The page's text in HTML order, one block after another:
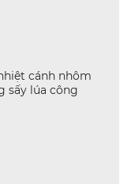
cánh nhôm
sấy lúa công